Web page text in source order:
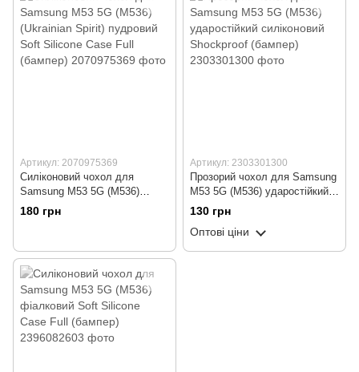
Артикул: 2070975369
Силіконовий чохол для
Samsung M53 5G (M536)
(Ukrainian Spirit) пудровий Soft
Silicone Case Full (бампер)
180 грн
Артикул: 2303301300
Прозорий чохол для Samsung
M53 5G (M536) ударостійкий
силіконовий Shockproof
(бампер)
130 грн
Оптові ціни